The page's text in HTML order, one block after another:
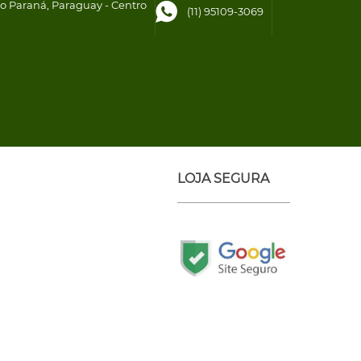
Paraná, Paraguay - Centro
(11) 95109-3069
LOJA SEGURA